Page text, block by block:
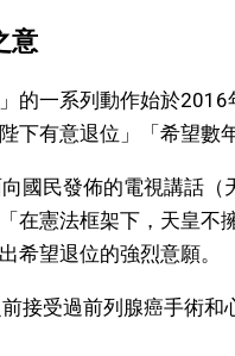
意
的一系列動作始於
下有意退位」「希望數
國民發佈的電視講話
在憲法框架下，天皇不
希望退位的強烈意願。
接受過前列腺癌手術